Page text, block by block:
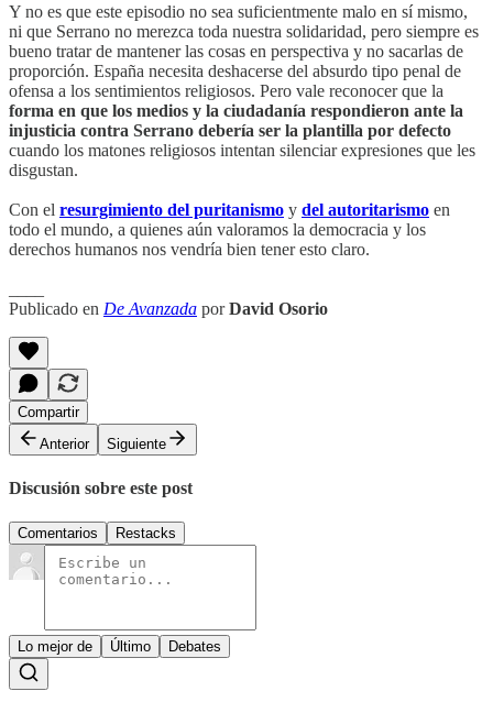
Y no es que este episodio no sea suficientmente malo en sí mismo,
ni que Serrano no merezca toda nuestra solidaridad, pero siempre es
bueno tratar de mantener las cosas en perspectiva y no sacarlas de
proporción. España necesita deshacerse del absurdo tipo penal de
ofensa a los sentimientos religiosos. Pero vale reconocer que la
forma en que los medios y la ciudadanía respondieron ante la
injusticia contra Serrano debería ser la plantilla por defecto
cuando los matones religiosos intentan silenciar expresiones que les
disgustan.
Con el resurgimiento del puritanismo y del autoritarismo en
todo el mundo, a quienes aún valoramos la democracia y los
derechos humanos nos vendría bien tener esto claro.
Publicado en De Avanzada porDavid Osorio
Compartir
Anterior
Siguiente
Discusión sobre este post
Comentarios Restacks
Lo mejor de Último Debates